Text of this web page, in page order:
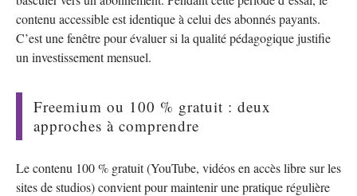
contenu accessible est identique à celui des abonnés payants.
C’est une fenêtre pour évaluer si la qualité pédagogique justifie
un investissement mensuel.
Freemium ou 100 % gratuit : deux
approches à comprendre
Le contenu 100 % gratuit (YouTube, vidéos en accès libre sur les
sites de studios) convient pour maintenir une pratique régulière